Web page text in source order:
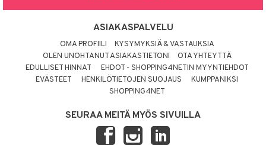
ASIAKASPALVELU
OMA PROFIILI
KYSYMYKSIÄ & VASTAUKSIA
OLEN UNOHTANUT ASIAKASTIETONI
OTA YHTEYTTÄ
EDULLISET HINNAT
EHDOT - SHOPPING4NETIN MYYNTIEHDOT
EVÄSTEET
HENKILÖTIETOJEN SUOJAUS
KUMPPANIKSI
SHOPPING4NET
SEURAA MEITÄ MYÖS SIVUILLA